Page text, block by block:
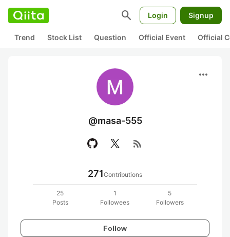
search Login Signup
Trend Stock List Question Official Event Official
more_horiz
@masa-555
rss_feed
271Contributions
25
Posts
1
Followees
5
Followers
Follow